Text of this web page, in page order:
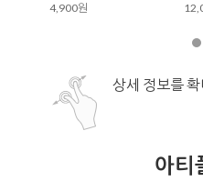
4,900원
상세 정보를
아티